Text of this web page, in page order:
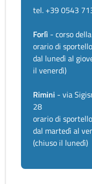
tel. +39 0543
Forlì - corso
orario di
dal lunedì al
il venerdì)
Rimini - via
28
orario di
dal martedì al
(chiuso il lunedì)